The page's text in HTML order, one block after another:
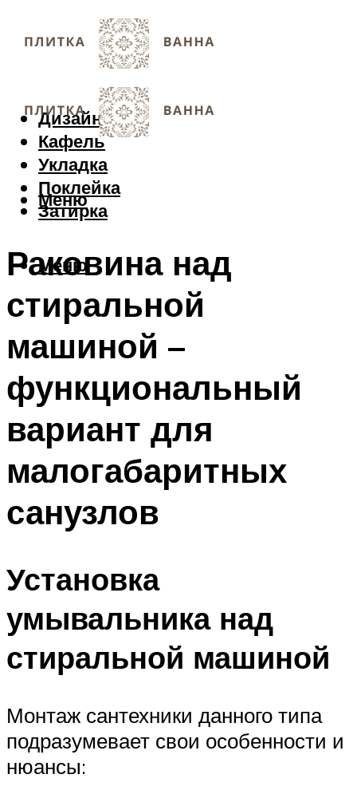
Дизайн
Кафель
Укладка
Поклейка
Затирка
Меню
Меню
Раковина над
стиральной
машиной –
функциональный
вариант для
малогабаритных
санузлов
Установка
умывальника над
стиральной машиной
Монтаж сантехники данного типа
подразумевает свои особенности и
нюансы: